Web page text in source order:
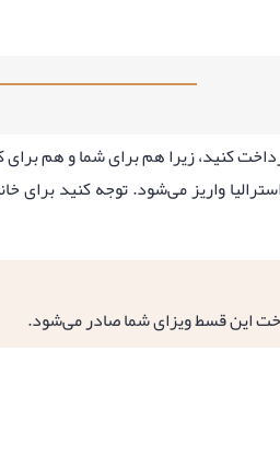
کنید، زیرا هم برای شما و هم برای
واریز می‌شود. توجه کنید برای
این قسط ویزای شما صادر می‌شود.​